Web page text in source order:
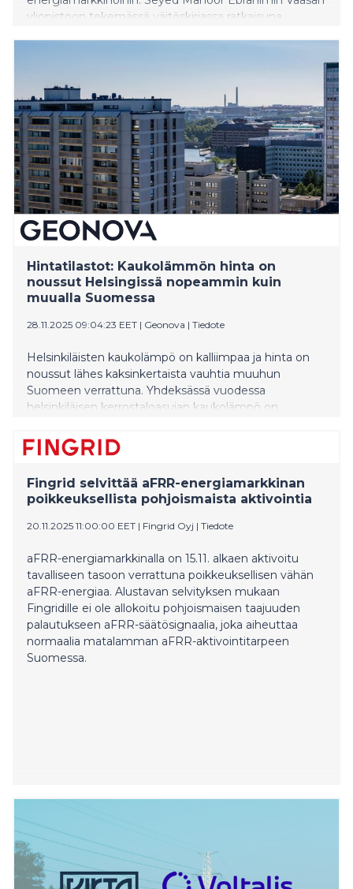
yliopistoon tekemässä väitöskirjassa ratkaisuna
Hintatilastot: Kaukolämmön hinta on
noussut Helsingissä nopeammin kuin
muualla Suomessa
28.11.2025 09:04:23 EET | Geonova | Tiedote
Helsinkiläisten kaukolämpö on kalliimpaa ja hinta on
noussut lähes kaksinkertaista vauhtia muuhun
Suomeen verrattuna. Yhdeksässä vuodessa
helsinkiläisen kerrostaloasujan kaukolämpö on
enemmän kuin muualla Suomessa keskimäärin.
Fingrid selvittää aFRR-energiamarkkinan
poikkeuksellista pohjoismaista aktivointia
20.11.2025 11:00:00 EET | Fingrid Oyj | Tiedote
aFRR-energiamarkkinalla on 15.11. alkaen aktivoitu
tavalliseen tasoon verrattuna poikkeuksellisen vähän
aFRR-energiaa. Alustavan selvityksen mukaan
Fingridille ei ole allokoitu pohjoismaisen taajuuden
palautukseen aFRR-säätösignaalia, joka aiheuttaa
normaalia matalamman aFRR-aktivointitarpeen
Suomessa.